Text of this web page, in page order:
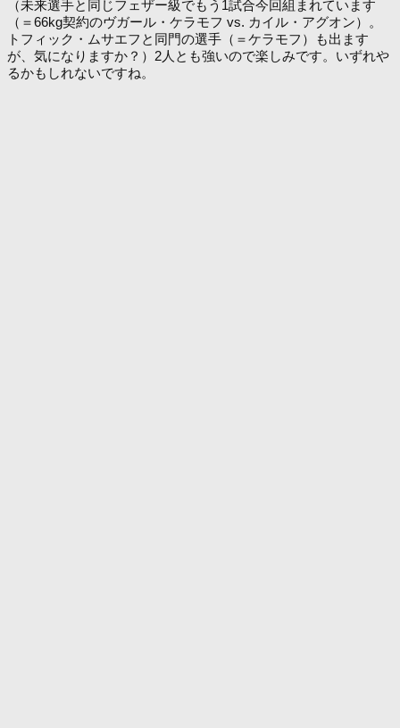
（未来選手と同じフェザー級でもう1試合今回組まれています
（＝66kg契約のヴガール・ケラモフ vs. カイル・アグオン）。
トフィック・ムサエフと同門の選手（＝ケラモフ）も出ます
が、気になりますか？）2人とも強いので楽しみです。いずれや
るかもしれないですね。